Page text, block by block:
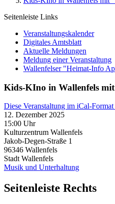
Seitenleiste Links
Veranstaltungskalender
Digitales Amtsblatt
Aktuelle Meldungen
Meldung einer Veranstaltung
Wallenfelser "Heimat-Info
Kids-KIno in Wallenfels
Diese Veranstaltung im iCal-Format
12. Dezember 2025
15:00 Uhr
Kulturzentrum Wallenfels
Jakob-Degen-Straße 1
96346 Wallenfels
Stadt Wallenfels
Musik und Unterhaltung
Seitenleiste Rechts